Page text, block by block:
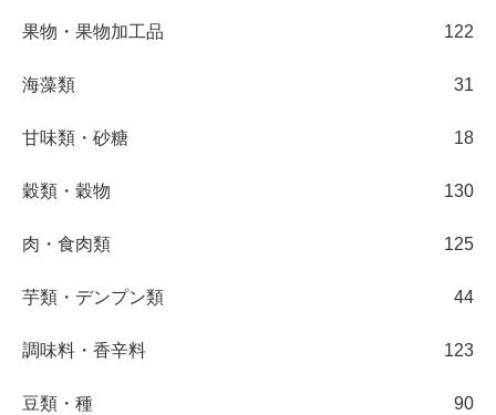
果物・果物加工品 122
海藻類 31
甘味類・砂糖 18
穀類・穀物 130
肉・食肉類 125
芋類・デンプン類 44
調味料・香辛料 123
豆類・種 90